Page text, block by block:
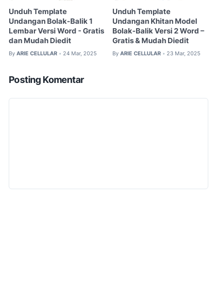
Unduh Template
Undangan Bolak-Balik 1
Lembar Versi Word - Gratis
dan Mudah Diedit
By ARIE CELLULAR • 24 Mar, 2025
Unduh Template
Undangan Khitan Model
Bolak-Balik Versi 2 Word –
Gratis & Mudah Diedit
By ARIE CELLULAR • 23 Mar, 2025
Posting Komentar